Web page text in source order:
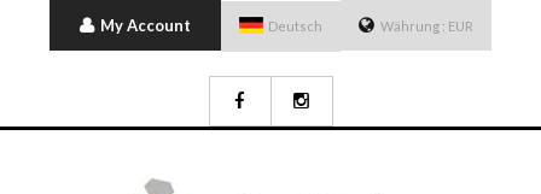
My Account Deutsch Währung : EUR